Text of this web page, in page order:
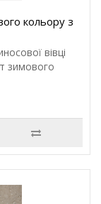
кольору з
вівці
зимового